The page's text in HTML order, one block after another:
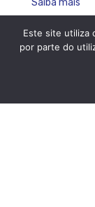
Physiocat e a
Farmaçor,
apoiar a
Este site utiliza
por parte do
Saiba mais